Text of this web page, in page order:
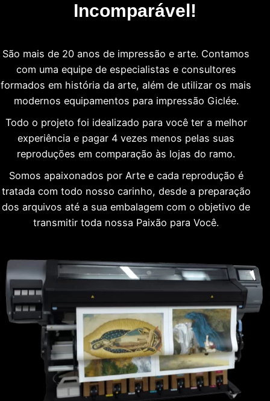
Incomparável!
São mais de 20 anos de impressão e arte. Contamos
com uma equipe de especialistas e consultores
formados em história da arte, além de utilizar os mais
modernos equipamentos para impressão Giclée.
Todo o projeto foi idealizado para você ter a melhor
experiência e pagar 4 vezes menos pelas suas
reproduções em comparação às lojas do ramo.
Somos apaixonados por Arte e cada reprodução é
tratada com todo nosso carinho, desde a preparação
dos arquivos até a sua embalagem com o objetivo de
transmitir toda nossa Paixão para Você.